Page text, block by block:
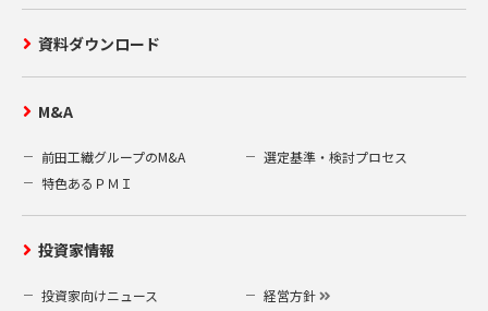
資料ダウンロード
M&A
前田工繊グループのM&A
選定基準・検討プロセス
特色あるＰＭＩ
投資家情報
投資家向けニュース
経営方針